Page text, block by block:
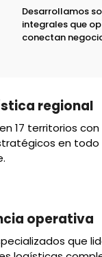
Desarrollamos
integrales que
conectan
regional
17 territorios
en todo
operativa
que